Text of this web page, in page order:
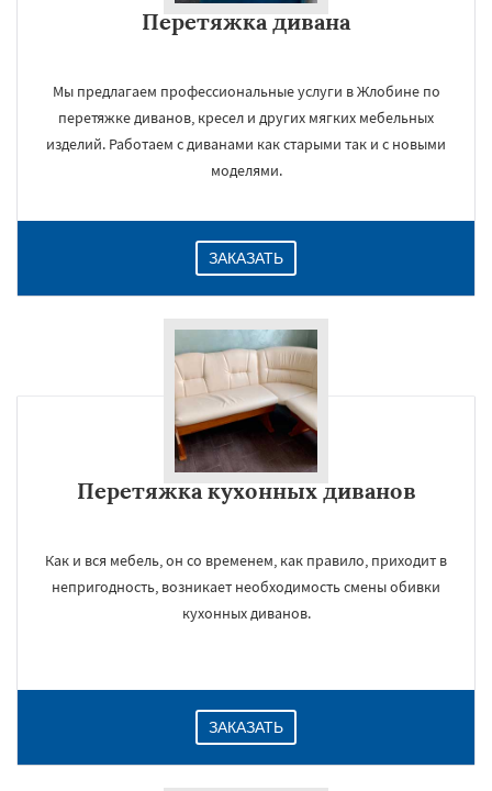
Перетяжка дивана
Мы предлагаем профессиональные услуги в Жлобине по
перетяжке диванов, кресел и других мягких мебельных
изделий. Работаем с диванами как старыми так и с новыми
моделями.
ЗАКАЗАТЬ
Перетяжка кухонных диванов
Как и вся мебель, он со временем, как правило, приходит в
непригодность, возникает необходимость смены обивки
кухонных диванов.
ЗАКАЗАТЬ